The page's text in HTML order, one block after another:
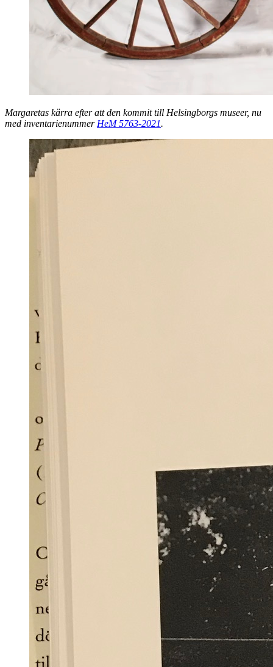
Margaretas kärra efter att den kommit till Helsingborgs museer, nu
med inventarienummer HeM 5763-2021.